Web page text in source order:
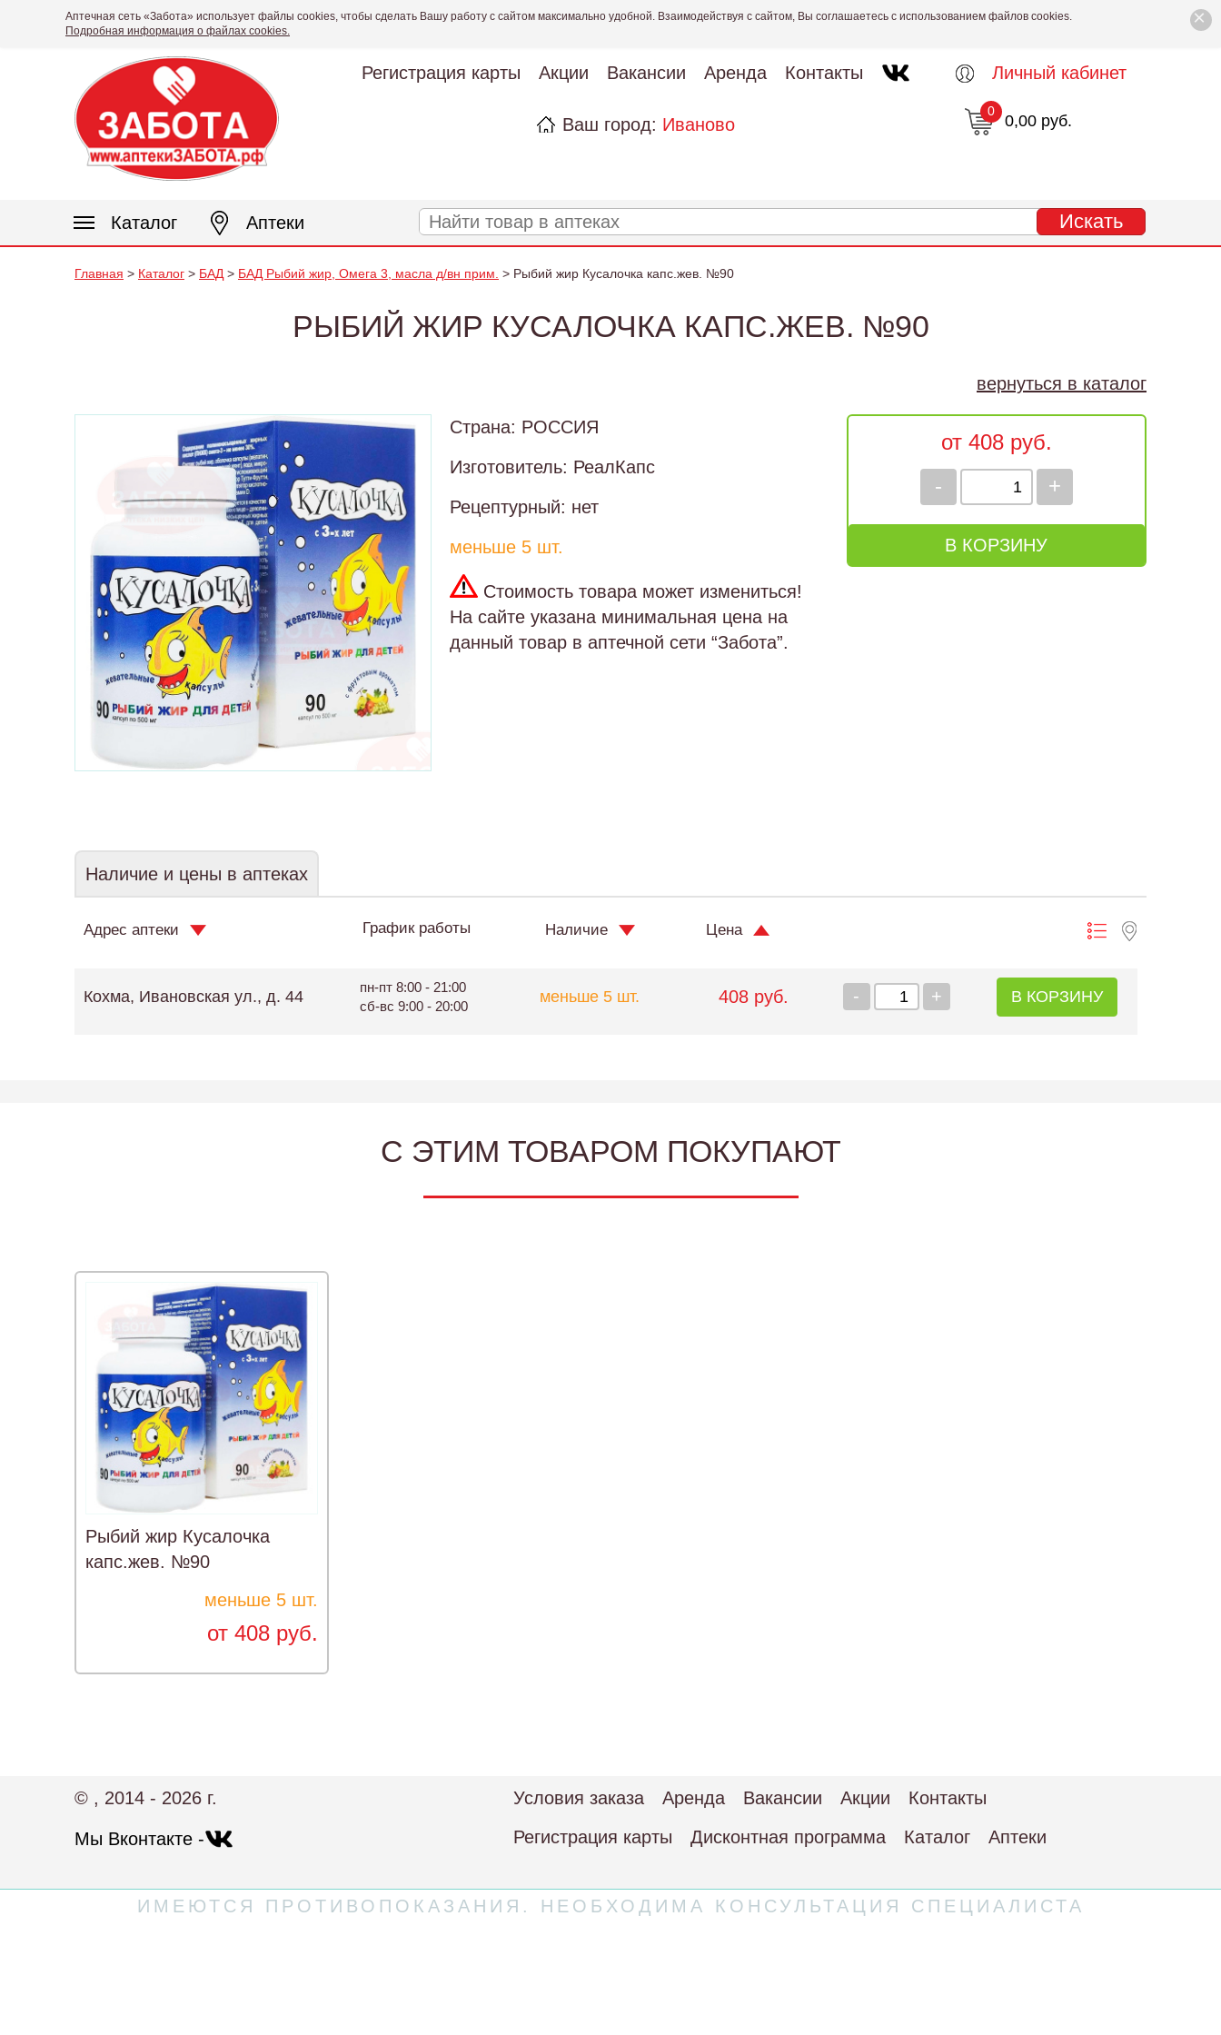
×
Аптечная сеть «Забота» использует файлы cookies, чтобы сделать Вашу работу с сайтом максимально удобной. Взаимодействуя с сайтом, Вы соглашаетесь с использованием файлов cookies.
Подробная информация о файлах cookies.
Регистрация карты Акции Вакансии Аренда Контакты
Ваш город: Иваново
Личный кабинет
0,00 руб.
0
Каталог Аптеки
Главная > Каталог > БАД > БАД Рыбий жир, Омега 3, масла д/вн прим. > Рыбий жир Кусалочка капс.жев. №90
РЫБИЙ ЖИР КУСАЛОЧКА КАПС.ЖЕВ. №90
вернуться в каталог
Страна: РОССИЯ
Изготовитель: РеалКапс
Рецептурный: нет
меньше 5 шт.
Стоимость товара может измениться!
На сайте указана минимальная цена на
данный товар в аптечной сети “Забота”.
от 408 руб.
+
-
В КОРЗИНУ
Наличие и цены в аптеках
Адрес аптеки График работы Наличие Цена
Кохма, Ивановская ул., д. 44
пн-пт 8:00 - 21:00
сб-вс 9:00 - 20:00
меньше 5 шт. 408 руб. +
- В КОРЗИНУ
C ЭТИМ ТОВАРОМ ПОКУПАЮТ
Рыбий жир Кусалочка
капс.жев. №90
меньше 5 шт.
от 408 руб.
© , 2014 - 2026 г.
Мы Вконтакте -
Условия заказа Аренда Вакансии Акции
Контакты
Регистрация карты
Дисконтная программа Каталог Аптеки
ИМЕЮТСЯ ПРОТИВОПОКАЗАНИЯ. НЕОБХОДИМА КОНСУЛЬТАЦИЯ СПЕЦИАЛИСТА